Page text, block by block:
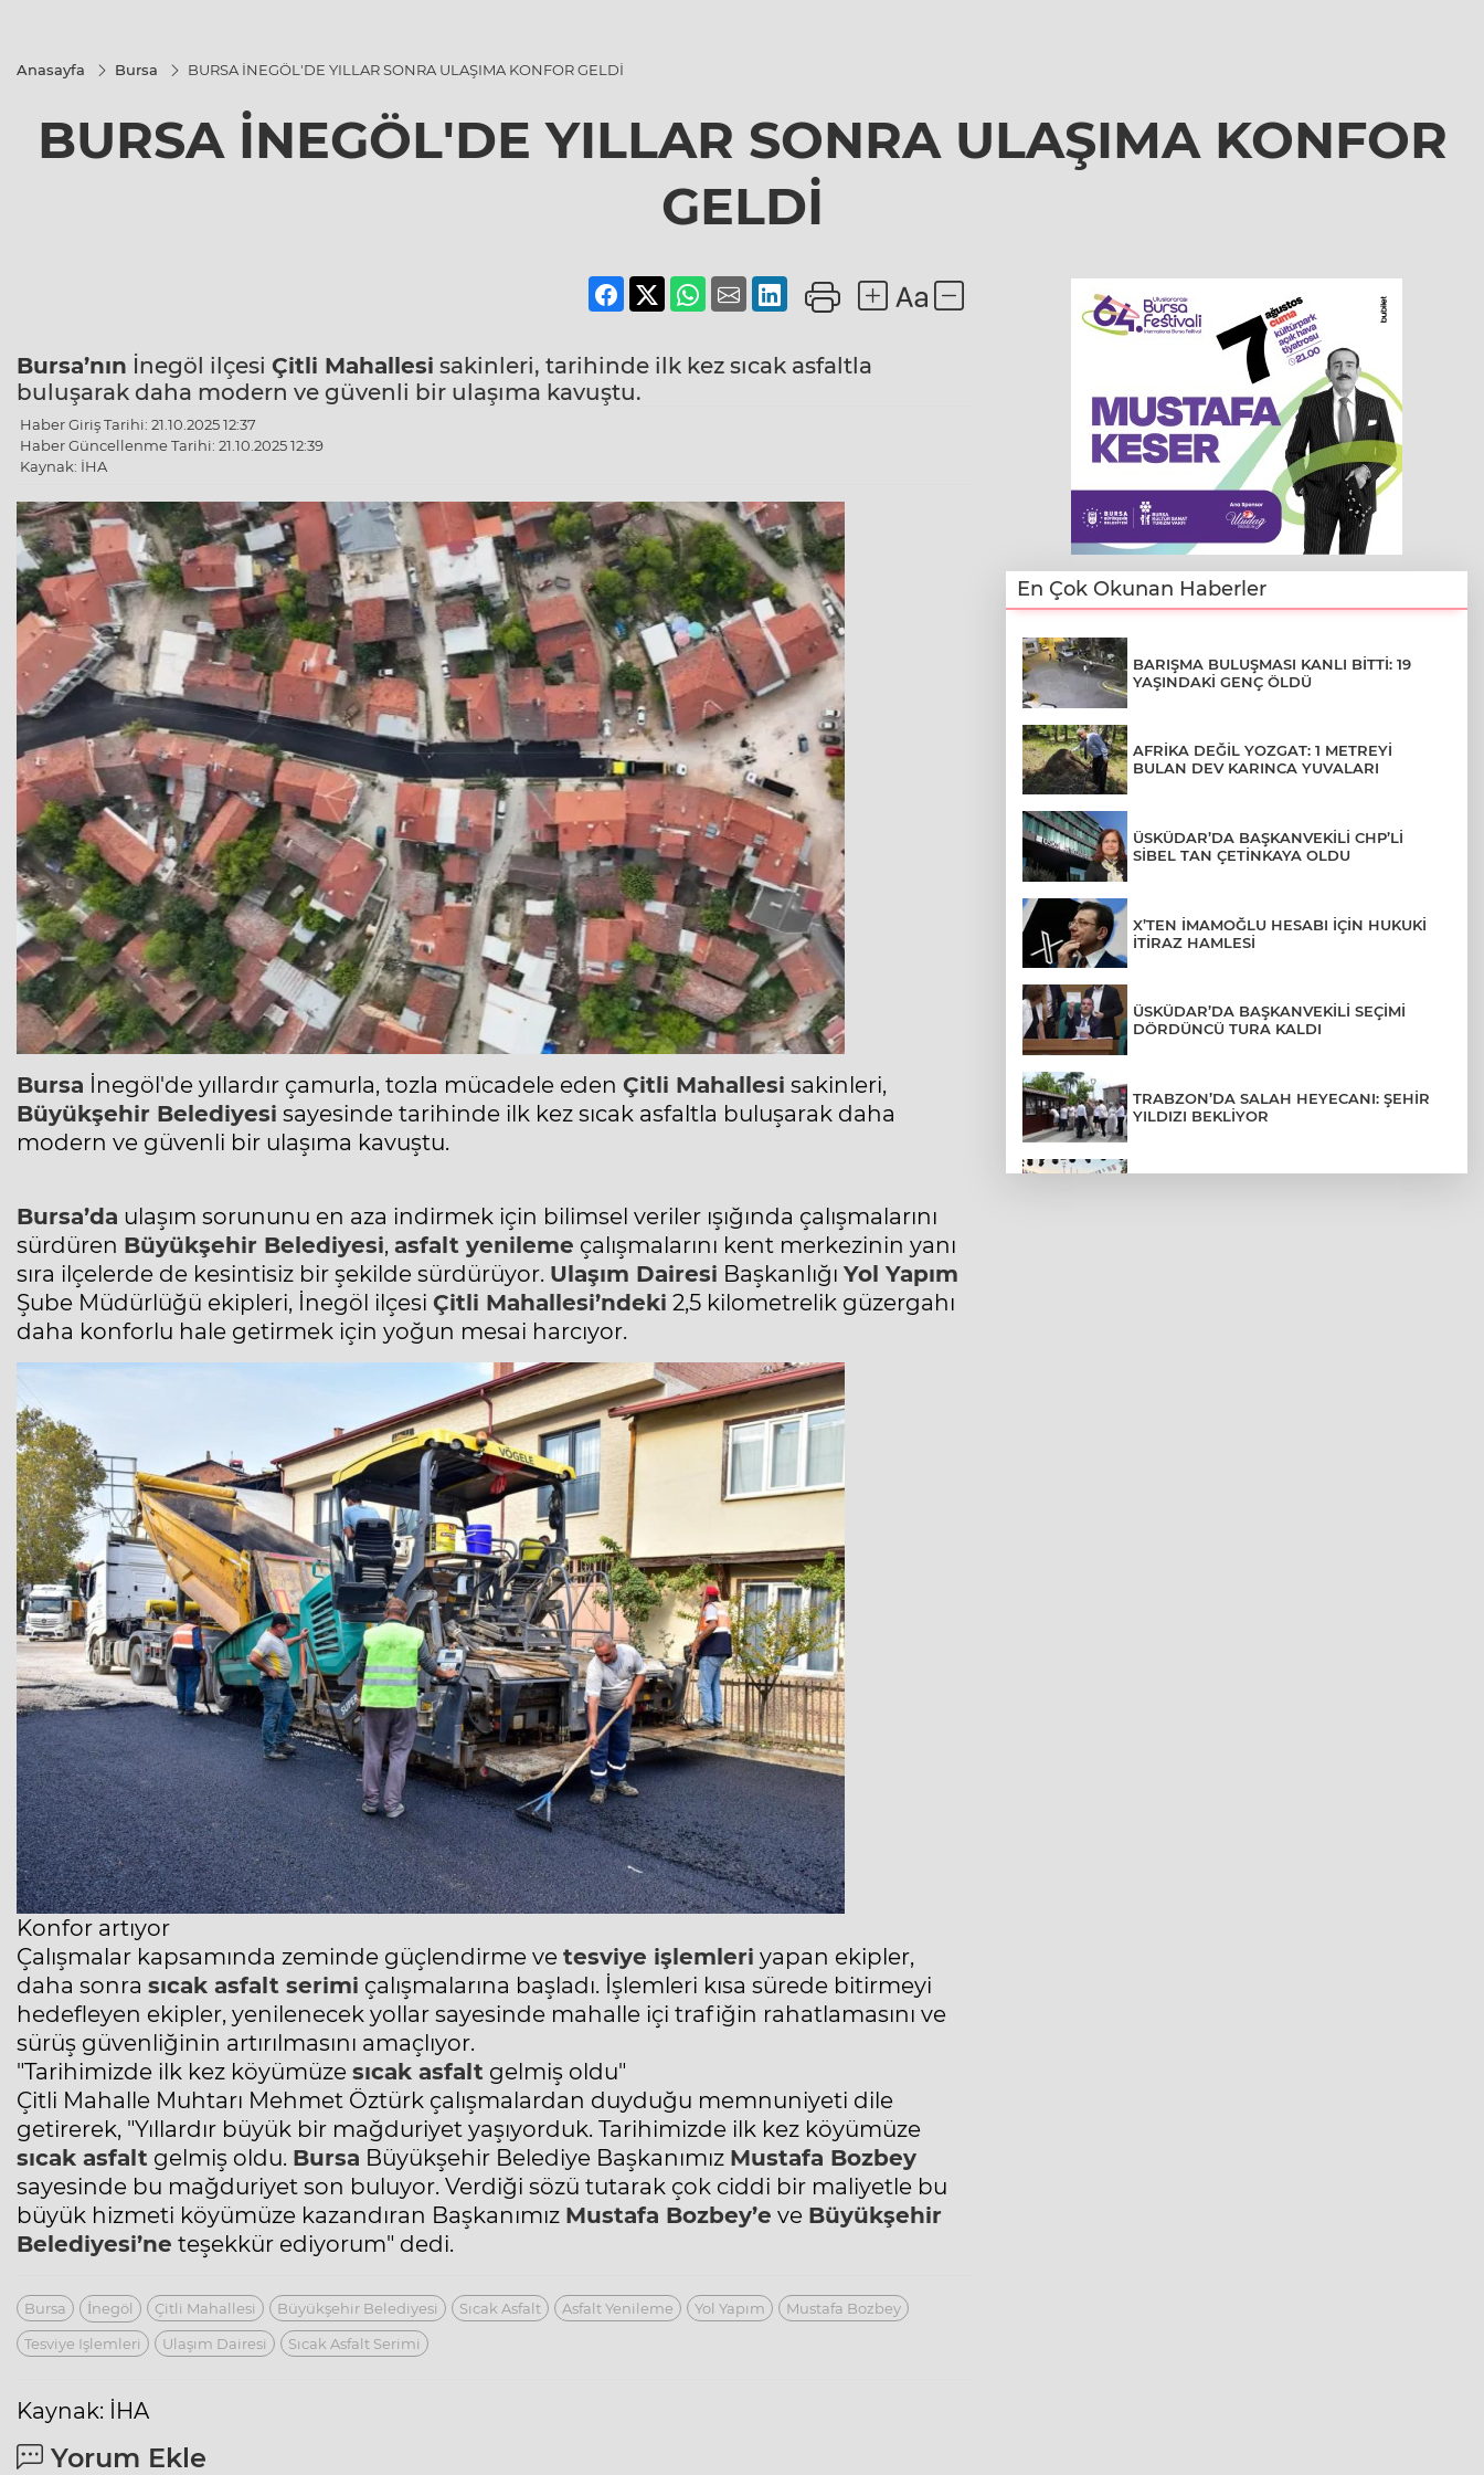
Anasayfa Bursa BURSA İNEGÖL'DE YILLAR SONRA ULAŞIMA KONFOR GELDİ
BURSA İNEGÖL'DE YILLAR SONRA ULAŞIMA KONFOR
GELDİ
Bursa’nın İnegöl ilçesi Çitli Mahallesi sakinleri, tarihinde ilk kez sıcak asfaltla
buluşarak daha modern ve güvenli bir ulaşıma kavuştu.
Haber Giriş Tarihi: 21.10.2025 12:37
Haber Güncellenme Tarihi: 21.10.2025 12:39
Kaynak: İHA
Bursa İnegöl'de yıllardır çamurla, tozla mücadele eden Çitli Mahallesi sakinleri,
Büyükşehir Belediyesi sayesinde tarihinde ilk kez sıcak asfaltla buluşarak daha
modern ve güvenli bir ulaşıma kavuştu.
Bursa’da ulaşım sorununu en aza indirmek için bilimsel veriler ışığında çalışmalarını
sürdüren Büyükşehir Belediyesi, asfalt yenileme çalışmalarını kent merkezinin yanı
sıra ilçelerde de kesintisiz bir şekilde sürdürüyor. Ulaşım Dairesi Başkanlığı Yol Yapım
Şube Müdürlüğü ekipleri, İnegöl ilçesi Çitli Mahallesi’ndeki 2,5 kilometrelik güzergahı
daha konforlu hale getirmek için yoğun mesai harcıyor.
Konfor artıyor
Çalışmalar kapsamında zeminde güçlendirme ve tesviye işlemleri yapan ekipler,
daha sonra sıcak asfalt serimi çalışmalarına başladı. İşlemleri kısa sürede bitirmeyi
hedefleyen ekipler, yenilenecek yollar sayesinde mahalle içi trafiğin rahatlamasını ve
sürüş güvenliğinin artırılmasını amaçlıyor.
"Tarihimizde ilk kez köyümüze sıcak asfalt gelmiş oldu"
Çitli Mahalle Muhtarı Mehmet Öztürk çalışmalardan duyduğu memnuniyeti dile
getirerek, "Yıllardır büyük bir mağduriyet yaşıyorduk. Tarihimizde ilk kez köyümüze
sıcak asfalt gelmiş oldu. Bursa Büyükşehir Belediye Başkanımız Mustafa Bozbey
sayesinde bu mağduriyet son buluyor. Verdiği sözü tutarak çok ciddi bir maliyetle bu
büyük hizmeti köyümüze kazandıran Başkanımız Mustafa Bozbey’e ve Büyükşehir
Belediyesi’ne teşekkür ediyorum" dedi.
Bursa İnegöl Çitli Mahallesi Büyükşehir Belediyesi Sıcak Asfalt Asfalt Yenileme Yol Yapım
Mustafa Bozbey
Tesviye Işlemleri
Ulaşım Dairesi Sıcak Asfalt Serimi
Kaynak: İHA
Yorum Ekle
En Çok Okunan Haberler
BARIŞMA BULUŞMASI KANLI BİTTİ: 19
YAŞINDAKİ GENÇ ÖLDÜ
AFRİKA DEĞİL YOZGAT: 1 METREYİ
BULAN DEV KARINCA YUVALARI
ÜSKÜDAR’DA BAŞKANVEKİLİ CHP’Lİ
SİBEL TAN ÇETİNKAYA OLDU
X’TEN İMAMOĞLU HESABI İÇİN HUKUKİ
İTİRAZ HAMLESİ
ÜSKÜDAR’DA BAŞKANVEKİLİ SEÇİMİ
DÖRDÜNCÜ TURA KALDI
TRABZON’DA SALAH HEYECANI: ŞEHİR
YILDIZI BEKLİYOR